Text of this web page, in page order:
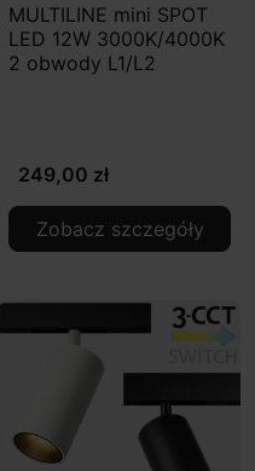
MULTILINE mini SPOT
LED 12W 3000K/4000K
2 obwody L1/L2
249,00 zł
Zobacz szczegóły